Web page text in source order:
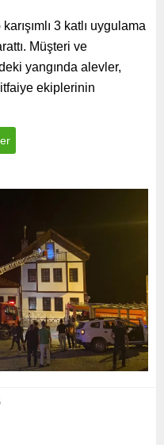
3 katlı uygulama
Müşteri ve
yangında alevler,
ekiplerinin